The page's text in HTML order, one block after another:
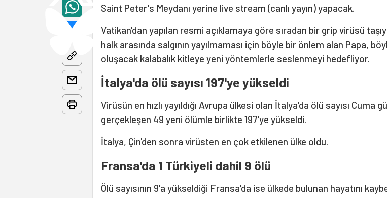
Saint Peter's Meydanı yerine live stream (canlı yayın) yapacak.
Vatikan'dan yapılan resmi açıklamaya göre sıradan bir grip virüsü
halk arasında salgının yayılmaması için böyle bir önlem alan Papa,
oluşacak kalabalık kitleye yeni yöntemlerle seslenmeyi hedefliyor.
İtalya'da ölü sayısı 197'ye yükseldi
Virüsün en hızlı yayıldığı Avrupa ülkesi olan İtalya'da ölü sayısı Cuma
gerçekleşen 49 yeni ölümle birlikte 197'ye yükseldi.
İtalya, Çin'den sonra virüsten en çok etkilenen ülke oldu.
Fransa'da 1 Türkiyeli dahil 9 ölü
Ölü sayısının 9'a yükseldiği Fransa'da ise ülkede bulunan hayatını